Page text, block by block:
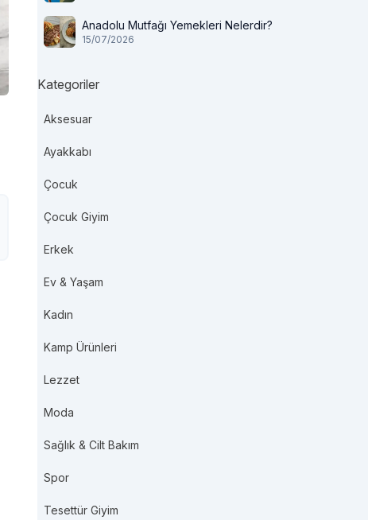
Anadolu Mutfağı Yemekleri Nelerdir?
15/07/2026
Kategoriler
Aksesuar
Ayakkabı
Çocuk
Çocuk Giyim
Erkek
Ev & Yaşam
Kadın
Kamp Ürünleri
Lezzet
Moda
Sağlık & Cilt Bakım
Spor
Tesettür Giyim